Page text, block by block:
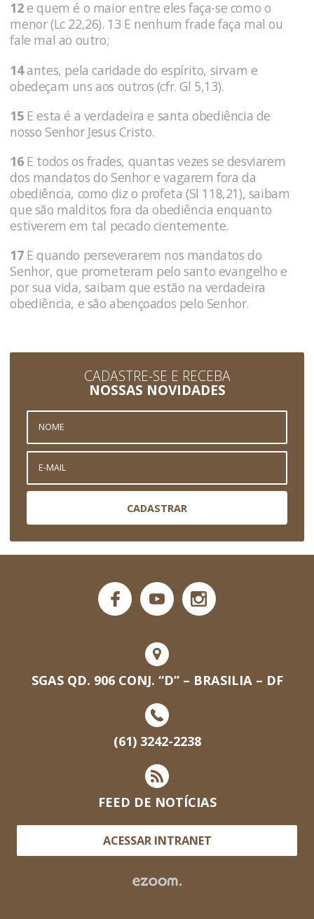
12e quem é o maior entre eles faça-se como o
menor (Lc 22,26). 13 E nenhum frade faça mal ou
fale mal ao outro;
14antes, pela caridade do espírito, sirvam e
obedeçam uns aos outros (cfr. Gl 5,13).
15E esta é a verdadeira e santa obediência de
nosso Senhor Jesus Cristo.
16E todos os frades, quantas vezes se desviarem
dos mandatos do Senhor e vagarem fora da
obediência, como diz o profeta (Sl 118,21), saibam
que são malditos fora da obediência enquanto
estiverem em tal pecado cientemente.
17E quando perseverarem nos mandatos do
Senhor, que prometeram pelo santo evangelho e
por sua vida, saibam que estão na verdadeira
obediência, e são abençoados pelo Senhor.
CADASTRE-SE E RECEBA
NOSSAS NOVIDADES
CADASTRAR
SGAS QD. 906 CONJ. “D” – BRASILIA – DF
(61) 3242-2238
FEED DE NOTÍCIAS
ACESSAR INTRANET